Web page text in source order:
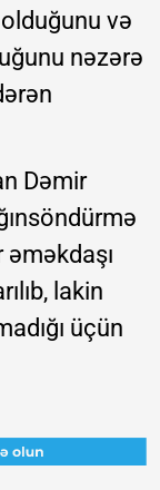
və
nəzərə
Dəmir
lakin
üçün